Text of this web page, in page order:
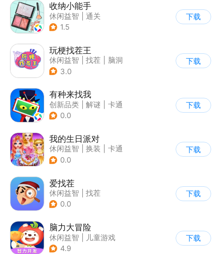
收纳小能手
休闲益智
通关
| 居家生活
1.5
下载
玩梗找茬王
休闲益智 找茬
脑洞
| 烧脑
3.0
下载
有种来找我
创新品类 解谜
卡通
| 休闲益智
0.0
下载
我的生日派对
休闲益智 换装
卡通
0.0
下载
爱找茬
休闲益智
找茬
0.0
下载
脑力大冒险
休闲益智
儿童游戏
| 卡通
4.9
下载